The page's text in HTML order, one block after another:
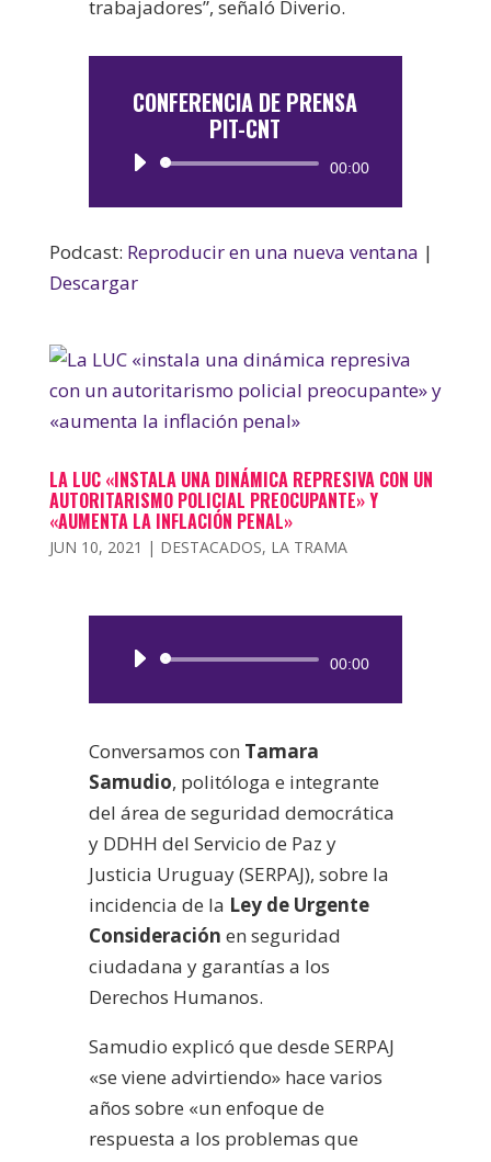
trabajadores”, señaló Diverio.
CONFERENCIA DE PRENSA
PIT-CNT
Reproductor
00:00
Podcast: Reproducir en una nueva ventana |
Descargar
LA LUC «INSTALA UNA DINÁMICA REPRESIVA CON UN
AUTORITARISMO POLICIAL PREOCUPANTE» Y
«AUMENTA LA INFLACIÓN PENAL»
JUN 10, 2021 | DESTACADOS, LA TRAMA
Reproductor
00:00
Conversamos con Tamara
Samudio, politóloga e integrante
del área de seguridad democrática
y DDHH del Servicio de Paz y
Justicia Uruguay (SERPAJ), sobre la
incidencia de la Ley de Urgente
Consideración en seguridad
ciudadana y garantías a los
Derechos Humanos.
Samudio explicó que desde SERPAJ
«se viene advirtiendo» hace varios
años sobre «un enfoque de
respuesta a los problemas que